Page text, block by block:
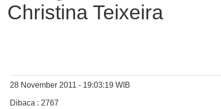
Christina Teixeira
28 November 2011 - 19:03:19 WIB
Dibaca : 2767